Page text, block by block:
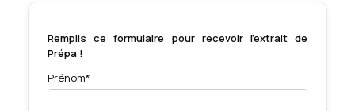
Remplis ce formulaire pour recevoir l'extrait de
Prépa !
Prénom*